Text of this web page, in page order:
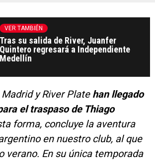
VER TAMBIÉN
Tras su salida de River, Juanfer
Quintero regresará a Independiente
Medellín
y River Platehan llegado
el traspaso de Thiago
forma, concluye la aventura
en nuestro club, al que
verano. En su única temporada